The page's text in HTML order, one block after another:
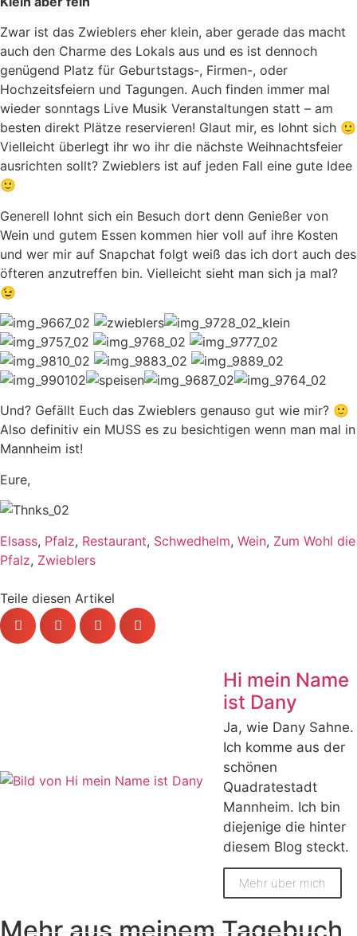
Zwar ist das Zwieblers eher klein, aber gerade das macht
auch den Charme des Lokals aus und es ist dennoch
genügend Platz für Geburtstags-, Firmen-, oder
Hochzeitsfeiern und Tagungen. Auch finden immer mal
wieder sonntags Live Musik Veranstaltungen statt – am
besten direkt Plätze reservieren! Glaut mir, es lohnt sich 🙂
Vielleicht überlegt ihr wo ihr die nächste Weihnachtsfeier
ausrichten sollt? Zwieblers ist auf jeden Fall eine gute Idee
🙂
Generell lohnt sich ein Besuch dort denn Genießer von
Wein und gutem Essen kommen hier voll auf ihre Kosten
und wer mir auf Snapchat folgt weiß das ich dort auch des
öfteren anzutreffen bin. Vielleicht sieht man sich ja mal?
😉
Und? Gefällt Euch das Zwieblers genauso gut wie mir? 🙂
Also definitiv ein MUSS es zu besichtigen wenn man mal in
Mannheim ist!
Eure,
Elsass, Pfalz, Restaurant, Schwedhelm, Wein, Zum Wohl die
Pfalz, Zwieblers
Teile diesen Artikel
Hi mein Name
ist Dany
Ja, wie Dany Sahne.
Ich komme aus der
schönen
Quadratestadt
Mannheim. Ich bin
diejenige die hinter
diesem Blog steckt.
Mehr über mich